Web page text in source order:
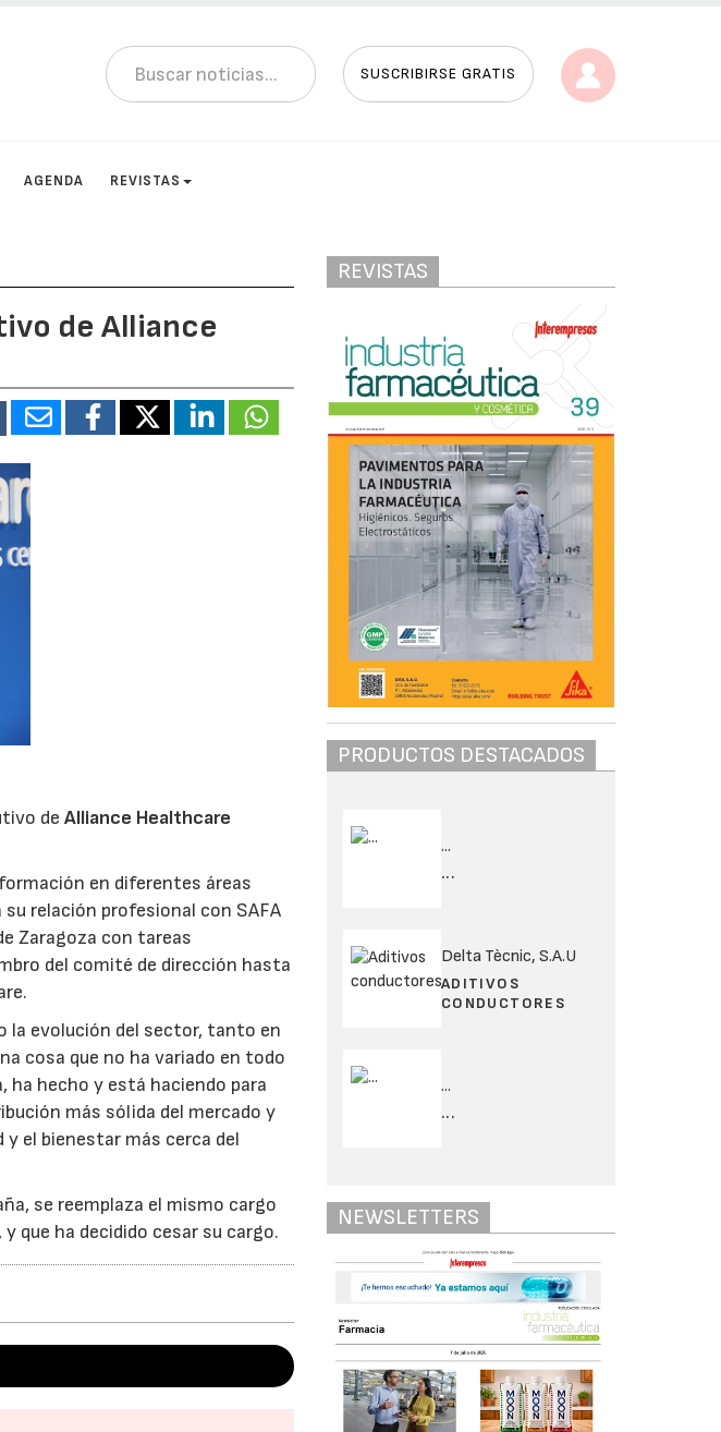
SUSCRIBIRSE GRATIS
AGENDA REVISTAS
de Alliance
deAlliance Healthcare
en diferentes áreas
relación profesional con SAFA
Zaragoza con tareas
del comité de dirección hasta
la evolución del sector, tanto en
cosa que no ha variado en todo
ha hecho y está haciendo para
más sólida del mercado y
el bienestar más cerca del
se reemplaza el mismo cargo
que ha decidido cesar su cargo.
REVISTAS
PRODUCTOS DESTACADOS
...
...
Delta Tècnic, S.A.U
ADITIVOS
CONDUCTORES
...
...
NEWSLETTERS